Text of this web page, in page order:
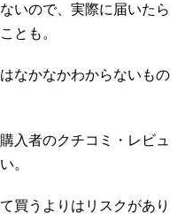
いので、実際に届いたら
とも。
なかなかわからないもの
入者のクチコミ・レビュ
。
買うよりはリスクがあり